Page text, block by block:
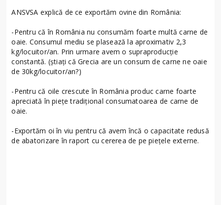
ANSVSA explică de ce exportăm ovine din România:
-Pentru că în România nu consumăm foarte multă carne de
oaie. Consumul mediu se plasează la aproximativ 2,3
kg/locuitor/an. Prin urmare avem o supraproducție
constantă. (știați că Grecia are un consum de carne ne oaie
de 30kg/locuitor/an?)
-Pentru că oile crescute în România produc carne foarte
apreciată în piețe tradițional consumatoarea de carne de
oaie.
-Exportăm oi în viu pentru că avem încă o capacitate redusă
de abatorizare în raport cu cererea de pe piețele externe.